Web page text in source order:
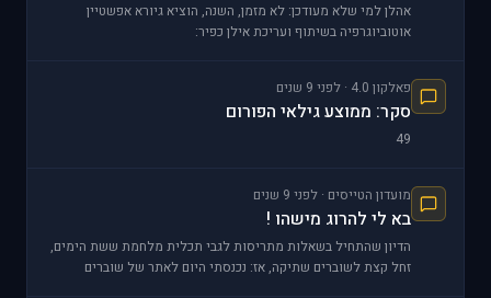
אהלן למי שלא מעודכן: לא מזמן, השנה, הוציא גיורא אפשטיין
אוטוביוגרפיה בשיתוף ועריכת אילן כפיר:
פאלקון 4.0 · לפני 9 שנים
סקר: ממוצע גילאי הפורום
49
מועדון הטייסים · לפני 9 שנים
בא לי להרוג מישהו !
הדיון שהתחיל בשאלות מתריסות לגבי תכלית מלחמת ששת הימים,
זחל קצת לשוברים שתיקה, אז: נכנסתי היום לאתר של שוברים